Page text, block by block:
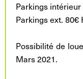
Parkings intérieur
Parkings ext. 80€
Possibilité de
Mars 2021.